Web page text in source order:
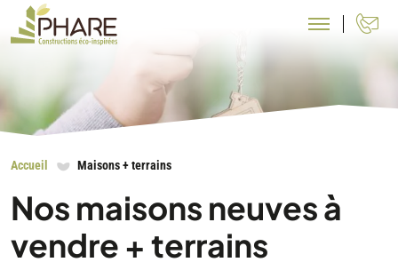
Accueil Maisons + terrains
Nos maisons neuves à
vendre + terrains